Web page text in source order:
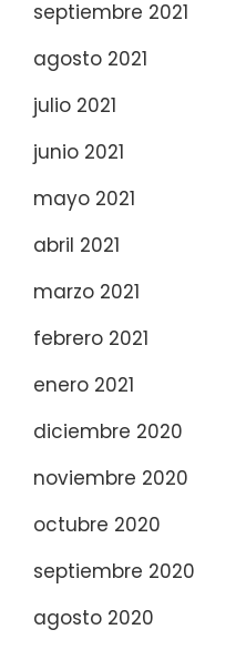
septiembre 2021
agosto 2021
julio 2021
junio 2021
mayo 2021
abril 2021
marzo 2021
febrero 2021
enero 2021
diciembre 2020
noviembre 2020
octubre 2020
septiembre 2020
agosto 2020